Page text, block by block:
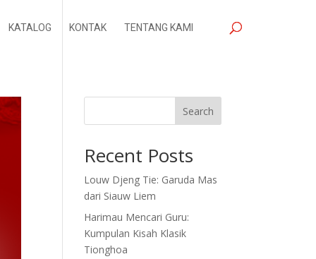
KATALOG KONTAK TENTANG KAMI
Search
Recent Posts
Louw Djeng Tie: Garuda Mas
dari Siauw Liem
Harimau Mencari Guru:
Kumpulan Kisah Klasik
Tionghoa